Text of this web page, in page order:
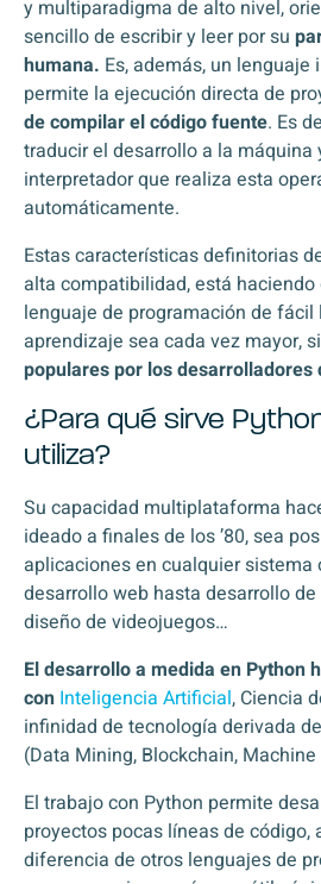
y multiparadigma de alto nivel,
sencillo de escribir y leer por su
humana. Es, además, un lenguaje
permite la ejecución directa de
de compilar el código fuente. Es
traducir el desarrollo a la máquina
interpretador que realiza esta
automáticamente.
Estas características definitorias
alta compatibilidad, está
lenguaje de programación de
aprendizaje sea cada vez mayor,
populares por los desarrolladores
¿Para qué sirve
utiliza?
Su capacidad multiplataforma
ideado a finales de los ’80, sea
aplicaciones en cualquier sistema
desarrollo web hasta desarrollo
diseño de videojuegos…
El desarrollo a medida en Python
con Inteligencia Artificial, Ciencia
infinidad de tecnología derivada
(Data Mining, Blockchain,
El trabajo con Python permite
proyectos pocas líneas de código,
diferencia de otros lenguajes de